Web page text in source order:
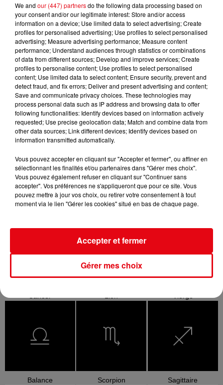
CLEAN BANDIT FEAT.
DEMI LOVATO
Solo
PIERRE GARNIER
L'horizon
BRUNO MARS
Grenade
L'HOROSCOPE
Balance Scorpion Sagittaire
We and our (447) partnersdo the following data processing based on
your consent and/or our legitimate interest: Store and/or access
information on a device; Use limited data to select advertising; Create
profiles for personalised advertising; Use profiles to select personalised
advertising; Measure advertising performance; Measure content
performance; Understand audiences through statistics or combinations
of data from different sources; Develop and improve services; Create
profiles to personalise content; Use profiles to select personalised
content; Use limited data to select content; Ensure security, prevent and
detect fraud, and fix errors; Deliver and present advertising and content;
Save and communicate privacy choices. These technologies may
process personal data such as IP address and browsing data to offer
following functionalities: Identify devices based on information actively
requested; Use precise geolocation data; Match and combine data from
other data sources; Link different devices; Identify devices based on
information transmitted automatically.
Vous pouvez accepter en cliquant sur "Accepter et fermer", ou affiner en
sélectionnant les finalités et/ou partenaires dans "Gérer mes choix".
Vous pouvez également refuser en cliquant sur "Continuer sans
accepter". Vos préférences ne s'appliqueront que pour ce site. Vous
pouvez mettre à jour vos choix, ou retirer votre consentement à tout
moment via le lien "Gérer les cookies" situé en bas de chaque page.
Gérer mes choix
Accepter et fermer